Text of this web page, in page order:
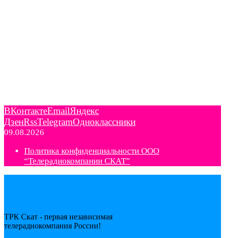
ВКонтактеEmailЯндекс
ДзенRssTelegramОдноклассники
09.08.2026
Политика конфиденциальности ООО
“Телерадиокомпании СКАТ”
ТРК Скат - первая независимая
телерадиокомпания Роcсии!